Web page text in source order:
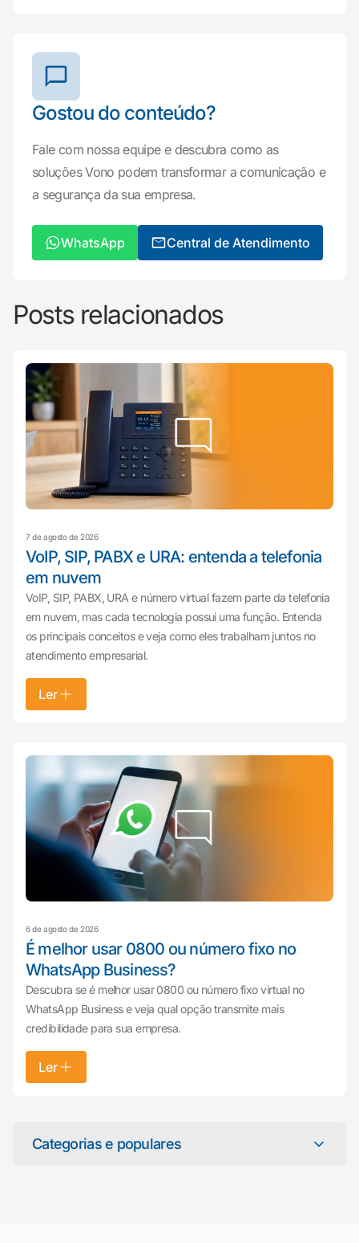
Gostou do conteúdo?
Fale com nossa equipe e descubra como as
soluções Vono podem transformar a comunicação e
a segurança da sua empresa.
WhatsApp Central de Atendimento
Posts relacionados
7 de agosto de 2026
VoIP, SIP, PABX e URA: entenda a telefonia
em nuvem
VoIP, SIP, PABX, URA e número virtual fazem parte da telefonia
em nuvem, mas cada tecnologia possui uma função. Entenda
os principais conceitos e veja como eles trabalham juntos no
atendimento empresarial.
Ler
6 de agosto de 2026
É melhor usar 0800 ou número fixo no
WhatsApp Business?
Descubra se é melhor usar 0800 ou número fixo virtual no
WhatsApp Business e veja qual opção transmite mais
credibilidade para sua empresa.
Ler
Categorias e populares
Atendimento ao Cliente
online agora